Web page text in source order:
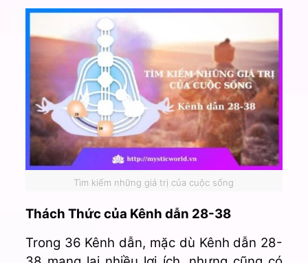
Tìm kiếm những giá trị của cuộc sống
Thách Thức của Kênh dẫn 28-38
Trong 36 Kênh dẫn, mặc dù Kênh dẫn 28-